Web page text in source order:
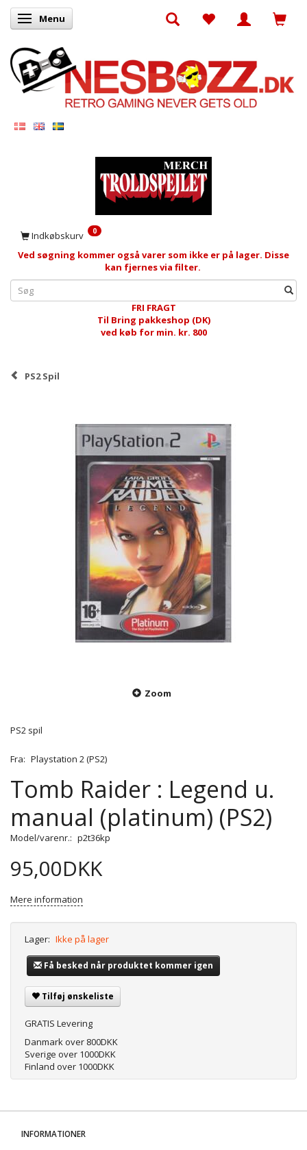
Skifte navigation
Menu
Indkøbskurv 0
Ved søgning kommer også varer som ikke er på lager. Disse
kan fjernes via filter.
FRI FRAGT
Til Bring pakkeshop (DK)
ved køb for min. kr. 800
PS2 Spil
Zoom
PS2 spil
Fra: Playstation 2 (PS2)
Tomb Raider : Legend u.
manual (platinum) (PS2)
Model/varenr.: p2t36kp
95,00DKK
Mere information
Lager: Ikke på lager
Få besked når produktet kommer igen
Tilføj ønskeliste
GRATIS Levering
Danmark over 800DKK
Sverige over 1000DKK
Finland over 1000DKK
INFORMATIONER